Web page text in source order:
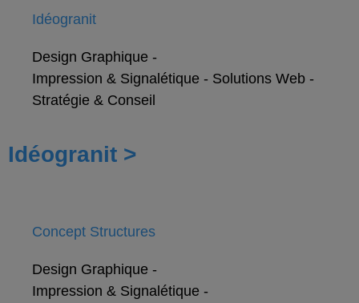
Idéogranit
Design Graphique -
Impression & Signalétique - Solutions Web -
Stratégie & Conseil
Idéogranit >
Concept Structures
Design Graphique -
Impression & Signalétique -